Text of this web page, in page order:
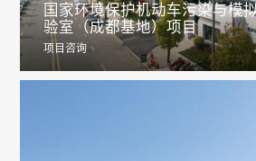
国家环境保护机动车污染与模
验室（成都基地）项目
项目咨询